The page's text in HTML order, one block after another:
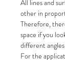
All lines and
other in
Therefore,
space if you
different
For the